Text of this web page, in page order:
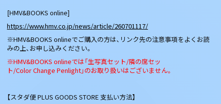
[HMV&BOOKS online]
https://www.hmv.co.jp/news/article/260701117/
※HMV&BOOKS onlineでご購入の方は、リンク先の注意事項をよくお読
みの上、お申し込みください。
※HMV&BOOKS onlineでは「生写真セット/隣の席セッ
ト/Color Change Penlight」のお取り扱いはございません。
【スタダ便 PLUS GOODS STORE 支払い方法】